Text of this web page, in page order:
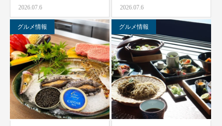
シェフガーデン
ニジゲンノモリ
2026.07.6 ハローキティショーボックス
のじまスコーラ
クラフトサーカス
絶品グルメまで徹底紹…
2026.07.6
グルメ情報 グルメ情報